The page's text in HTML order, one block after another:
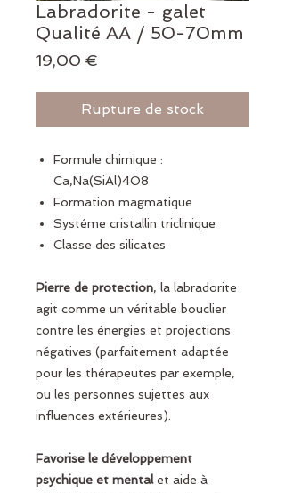
Labradorite - galet
Qualité AA / 50-70mm
19,00 €
Rupture de stock
Formule chimique :
Ca,Na(SiAl)4O8
Formation magmatique
Systéme cristallin triclinique
Classe des silicates
Pierre de protection, la labradorite
agit comme un véritable bouclier
contre les énergies et projections
négatives (parfaitement adaptée
pour les thérapeutes par exemple,
ou les personnes sujettes aux
influences extérieures).
Favorise le développement
psychique et mentalet aide à